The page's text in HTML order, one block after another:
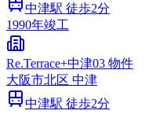
中津駅 徒歩2分
1990年竣工
Re.Terrace+中津03 物件
大阪市北区 中津
中津駅 徒歩2分